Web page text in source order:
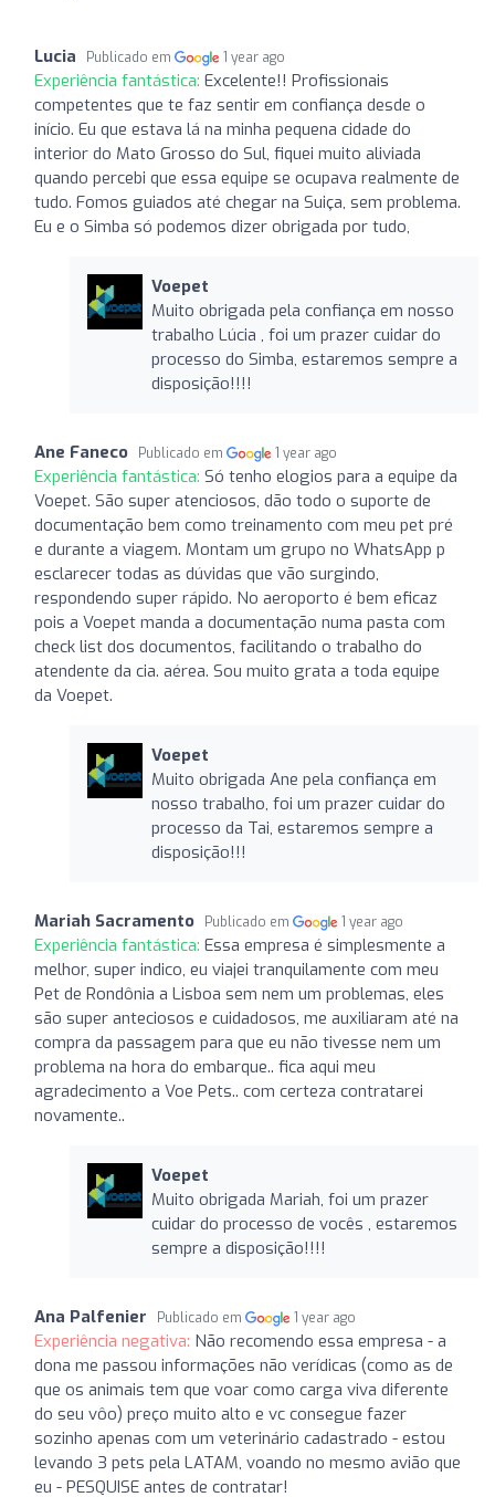
Lucia Publicado em 1 year ago
Experiência fantástica: Excelente!! Profissionais
competentes que te faz sentir em confiança desde o
início. Eu que estava lá na minha pequena cidade do
interior do Mato Grosso do Sul, fiquei muito aliviada
quando percebi que essa equipe se ocupava realmente de
tudo. Fomos guiados até chegar na Suiça, sem problema.
Eu e o Simba só podemos dizer obrigada por tudo,
Voepet
Muito obrigada pela confiança em nosso
trabalho Lúcia , foi um prazer cuidar do
processo do Simba, estaremos sempre a
disposição!!!!
Ane Faneco Publicado em 1 year ago
Experiência fantástica: Só tenho elogios para a equipe da
Voepet. São super atenciosos, dão todo o suporte de
documentação bem como treinamento com meu pet pré
e durante a viagem. Montam um grupo no WhatsApp p
esclarecer todas as dúvidas que vão surgindo,
respondendo super rápido. No aeroporto é bem eficaz
pois a Voepet manda a documentação numa pasta com
check list dos documentos, facilitando o trabalho do
atendente da cia. aérea. Sou muito grata a toda equipe
da Voepet.
Voepet
Muito obrigada Ane pela confiança em
nosso trabalho, foi um prazer cuidar do
processo da Tai, estaremos sempre a
disposição!!!
Mariah Sacramento Publicado em 1 year ago
Experiência fantástica: Essa empresa é simplesmente a
melhor, super indico, eu viajei tranquilamente com meu
Pet de Rondônia a Lisboa sem nem um problemas, eles
são super anteciosos e cuidadosos, me auxiliaram até na
compra da passagem para que eu não tivesse nem um
problema na hora do embarque.. fica aqui meu
agradecimento a Voe Pets.. com certeza contratarei
novamente..
Voepet
Muito obrigada Mariah, foi um prazer
cuidar do processo de vocês , estaremos
sempre a disposição!!!!
Ana Palfenier Publicado em 1 year ago
Experiência negativa: Não recomendo essa empresa - a
dona me passou informações não verídicas (como as de
que os animais tem que voar como carga viva diferente
do seu vôo) preço muito alto e vc consegue fazer
sozinho apenas com um veterinário cadastrado - estou
levando 3 pets pela LATAM, voando no mesmo avião que
eu - PESQUISE antes de contratar!